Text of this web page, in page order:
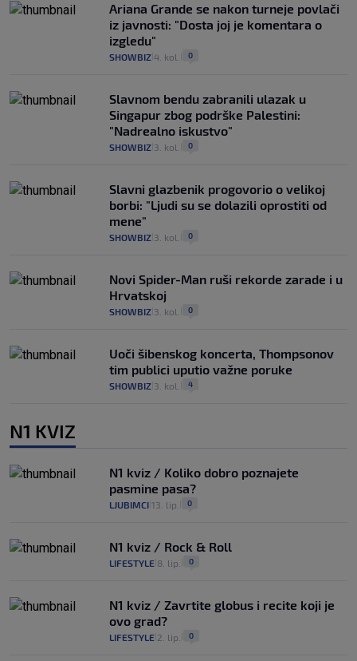
Ariana Grande se nakon turneje povlači
iz javnosti: "Dosta joj je komentara o
izgledu"
SHOWBIZ 4. kol. 0
Slavnom bendu zabranili ulazak u
Singapur zbog podrške Palestini:
"Nadrealno iskustvo"
SHOWBIZ 3. kol. 0
Slavni glazbenik progovorio o velikoj
borbi: "Ljudi su se dolazili oprostiti od
mene"
SHOWBIZ 3. kol. 0
Novi Spider-Man ruši rekorde zarade i u
Hrvatskoj
SHOWBIZ 3. kol. 0
Uoči šibenskog koncerta, Thompsonov
tim publici uputio važne poruke
SHOWBIZ 3. kol. 4
N1 KVIZ
N1 kviz / Koliko dobro poznajete
pasmine pasa?
LJUBIMCI 13. lip. 0
N1 kviz / Rock & Roll
LIFESTYLE 8. lip. 0
N1 kviz / Zavrtite globus i recite koji je
ovo grad?
LIFESTYLE 2. lip. 0